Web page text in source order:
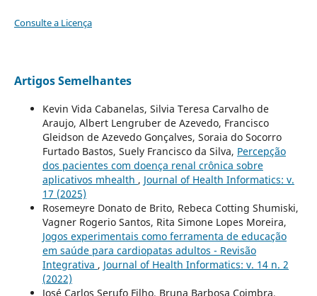
Consulte a Licença
Artigos Semelhantes
Kevin Vida Cabanelas, Silvia Teresa Carvalho de
Araujo, Albert Lengruber de Azevedo, Francisco
Gleidson de Azevedo Gonçalves, Soraia do Socorro
Furtado Bastos, Suely Francisco da Silva, Percepção
dos pacientes com doença renal crônica sobre
aplicativos mhealth , Journal of Health Informatics: v.
17 (2025)
Rosemeyre Donato de Brito, Rebeca Cotting Shumiski,
Vagner Rogerio Santos, Rita Simone Lopes Moreira,
Jogos experimentais como ferramenta de educação
em saúde para cardiopatas adultos - Revisão
Integrativa , Journal of Health Informatics: v. 14 n. 2
(2022)
José Carlos Serufo Filho, Bruna Barbosa Coimbra,